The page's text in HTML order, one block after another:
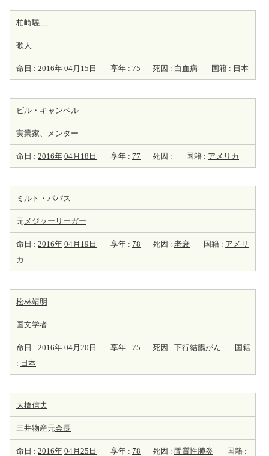
柏崎驍二
歌人
命日 : 2016年 04月15日 享年 : 75 死因 : 白血病 国籍 : 日本
ビル・キャンベル
実業家、メンター
命日 : 2016年 04月18日 享年 : 77 死因 : 国籍 : アメリカ
ミルト・パパス
元メジャーリーガー
命日 : 2016年 04月19日 享年 : 78 死因 : 老衰 国籍 : アメリ
カ
松林靖明
国文学者
命日 : 2016年 04月20日 享年 : 75 死因 : 下行結腸がん
国籍
: 日本
大橋信夫
三井物産元会長
命日 : 2016年 04月25日 享年 : 78 死因 : 間質性肺炎
国籍 :